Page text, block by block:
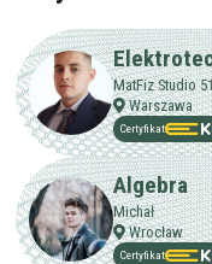
MatFiz Studio
Warszawa
Certyfikat
Algebra
Michał
Wrocław
Certyfikat